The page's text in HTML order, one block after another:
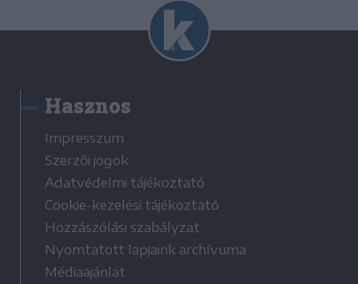
Hasznos
Impresszum
Szerzői jogok
Adatvédelmi tájékoztató
Cookie-kezelési tájékoztató
Hozzászólási szabályzat
Nyomtatott lapjaink archívuma
Médiaajánlat